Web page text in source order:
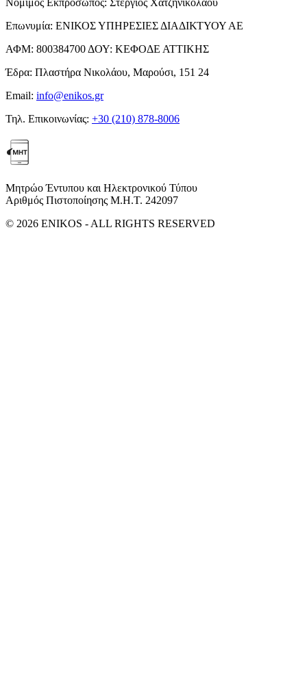
Νόμιμος Εκπρόσωπος: Στέργιος Χατζηνικολάου
Επωνυμία: ΕΝΙΚΟΣ ΥΠΗΡΕΣΙΕΣ ΔΙΑΔΙΚΤΥΟΥ ΑΕ
ΑΦΜ: 800384700 ΔΟΥ: ΚΕΦΟΔΕ ΑΤΤΙΚΗΣ
Έδρα: Πλαστήρα Νικολάου, Μαρούσι, 151 24
Email: info@enikos.gr
Τηλ. Επικοινωνίας: +30 (210) 878-8006
Μητρώο Έντυπου και Ηλεκτρονικού Τύπου
Αριθμός Πιστοποίησης Μ.Η.Τ. 242097
© 2026 ENIKOS - ALL RIGHTS RESERVED